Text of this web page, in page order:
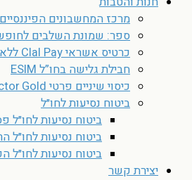
מרכז המחשבונים הפיננסיים
ספר: שמונת השלבים
כרטיס אשראי Clal Pay ללא דמי כרטיס
חבילת גלישה בחו”ל ESIM
כיסוי שיניים פרטי MyDoctor Gold
ביטוח נסיעות לחו״ל
ביטוח נסיעות לחו״ל
ביטוח נסיעות לחו״ל
ביטוח נסיעות לחו״ל
יצירת קשר